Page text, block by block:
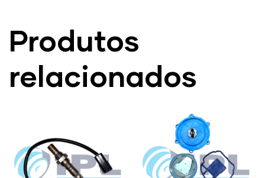
Produtos
relacionados